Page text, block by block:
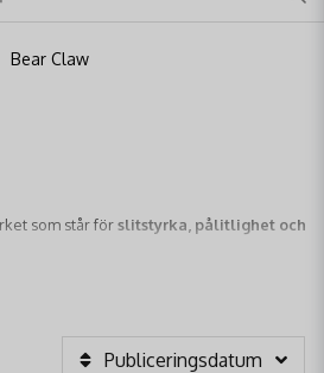
Bear Claw
som står förslitstyrka, pålitlighet och
tuffaste förhållanden i vildmarken, och
Publiceringsdatum